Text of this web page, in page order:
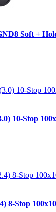
Soft +
10-Stop
8-Stop